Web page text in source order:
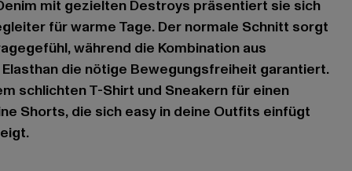
mit gezielten Destroys präsentiert sie sich
für warme Tage. Der normale Schnitt sorgt
während die Kombination aus
die nötige Bewegungsfreiheit garantiert.
schlichten T-Shirt und Sneakern für einen
Shorts, die sich easy in deine Outfits einfügt